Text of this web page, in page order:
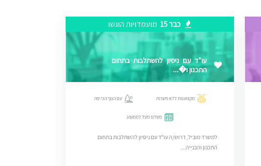
כבר 15 מועמדויות הוגשו
עו"ד עם ניסיון להשתלבות בתחום
התכנון ו�...
מקצוענות ללא פשרות עם הנוף הכי יפה
משלם מעל לממוצע
למשרד מוביל, דרוש/ה עו"ד עם ניסיון להשתלבות בתחום
התכנון והבנייה...